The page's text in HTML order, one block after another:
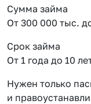
Сумма займа
От 300 000 тыс.
Срок займа
От 1 года до 10
Нужен только
и